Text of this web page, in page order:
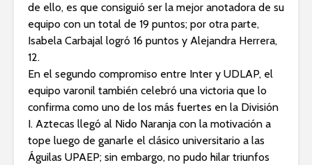
de ello, es que consiguió ser la mejor anotadora de su
equipo con un total de 19 puntos; por otra parte,
Isabela Carbajal logró 16 puntos y Alejandra Herrera,
12.
En el segundo compromiso entre Inter y UDLAP, el
equipo varonil también celebró una victoria que lo
confirma como uno de los más fuertes en la División
I. Aztecas llegó al Nido Naranja con la motivación a
tope luego de ganarle el clásico universitario a las
Águilas UPAEP; sin embargo, no pudo hilar triunfos